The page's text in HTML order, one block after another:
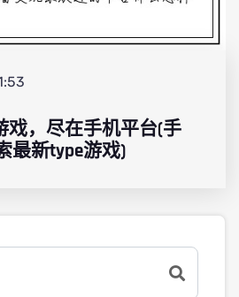
戏，尽在手机平台(手
最新type游戏)